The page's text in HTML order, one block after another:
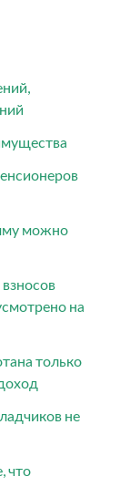
можно
на
только
не
что